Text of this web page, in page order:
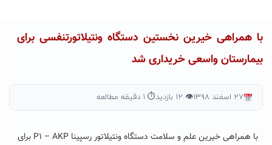
با همراهی خیرین نخستین دستگاه ونتیلاتورتنفسی برای
بیمارستان واسعی خریداری شد
۲۷ اسفند ۱۳۹۸ 👁 ۱۲ بازدید ⏱ ۱ دقیقه مطالعه
با همراهی خیرین علم و سلامت دستگاه ونتیلاتور رسپینا P1 – AKP برای